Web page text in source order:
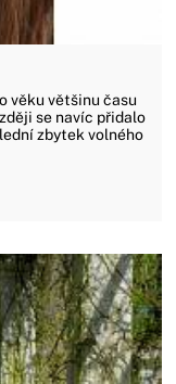
věku většinu času
se navíc přidalo
zbytek volného